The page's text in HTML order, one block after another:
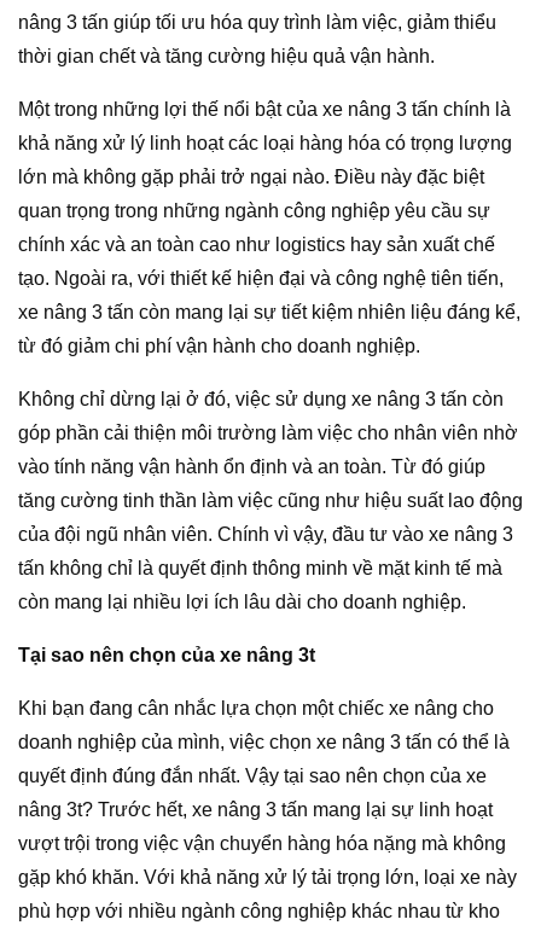
nâng 3 tấn giúp tối ưu hóa quy trình làm việc, giảm thiểu
thời gian chết và tăng cường hiệu quả vận hành.
Một trong những lợi thế nổi bật của xe nâng 3 tấn chính là
khả năng xử lý linh hoạt các loại hàng hóa có trọng lượng
lớn mà không gặp phải trở ngại nào. Điều này đặc biệt
quan trọng trong những ngành công nghiệp yêu cầu sự
chính xác và an toàn cao như logistics hay sản xuất chế
tạo. Ngoài ra, với thiết kế hiện đại và công nghệ tiên tiến,
xe nâng 3 tấn còn mang lại sự tiết kiệm nhiên liệu đáng kể,
từ đó giảm chi phí vận hành cho doanh nghiệp.
Không chỉ dừng lại ở đó, việc sử dụng xe nâng 3 tấn còn
góp phần cải thiện môi trường làm việc cho nhân viên nhờ
vào tính năng vận hành ổn định và an toàn. Từ đó giúp
tăng cường tinh thần làm việc cũng như hiệu suất lao động
của đội ngũ nhân viên. Chính vì vậy, đầu tư vào xe nâng 3
tấn không chỉ là quyết định thông minh về mặt kinh tế mà
còn mang lại nhiều lợi ích lâu dài cho doanh nghiệp.
Tại sao nên chọn của xe nâng 3t
Khi bạn đang cân nhắc lựa chọn một chiếc xe nâng cho
doanh nghiệp của mình, việc chọn xe nâng 3 tấn có thể là
quyết định đúng đắn nhất. Vậy tại sao nên chọn của xe
nâng 3t? Trước hết, xe nâng 3 tấn mang lại sự linh hoạt
vượt trội trong việc vận chuyển hàng hóa nặng mà không
gặp khó khăn. Với khả năng xử lý tải trọng lớn, loại xe này
phù hợp với nhiều ngành công nghiệp khác nhau từ kho